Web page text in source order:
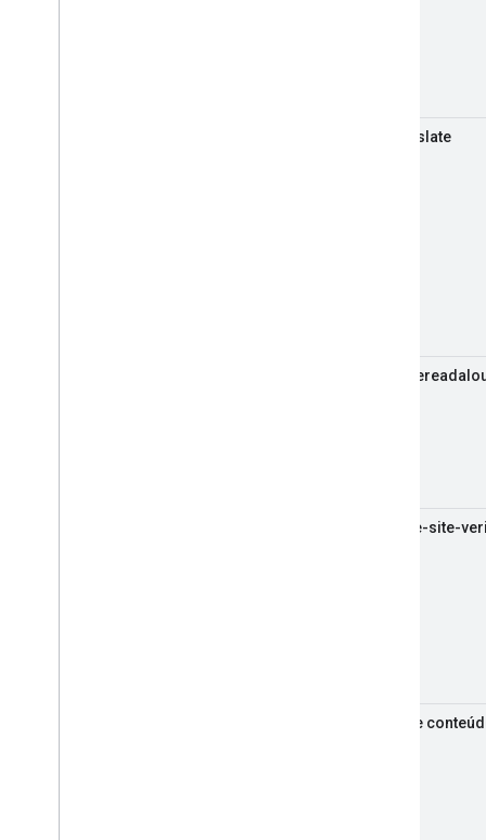
notranslate
google-site-
Tipo de